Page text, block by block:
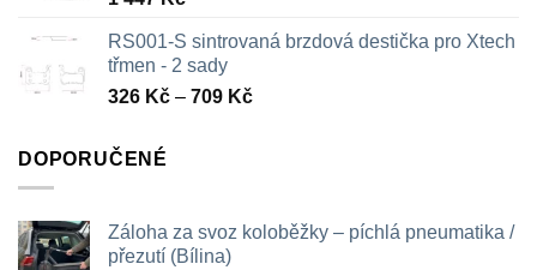
RS001-S sintrovaná brzdová destička pro Xtech
třmen - 2 sady
326 Kč – 709 KčRozpětí
DOPORUČENÉ
Záloha za svoz koloběžky – píchlá pneumatika /
přezutí (Bílina)